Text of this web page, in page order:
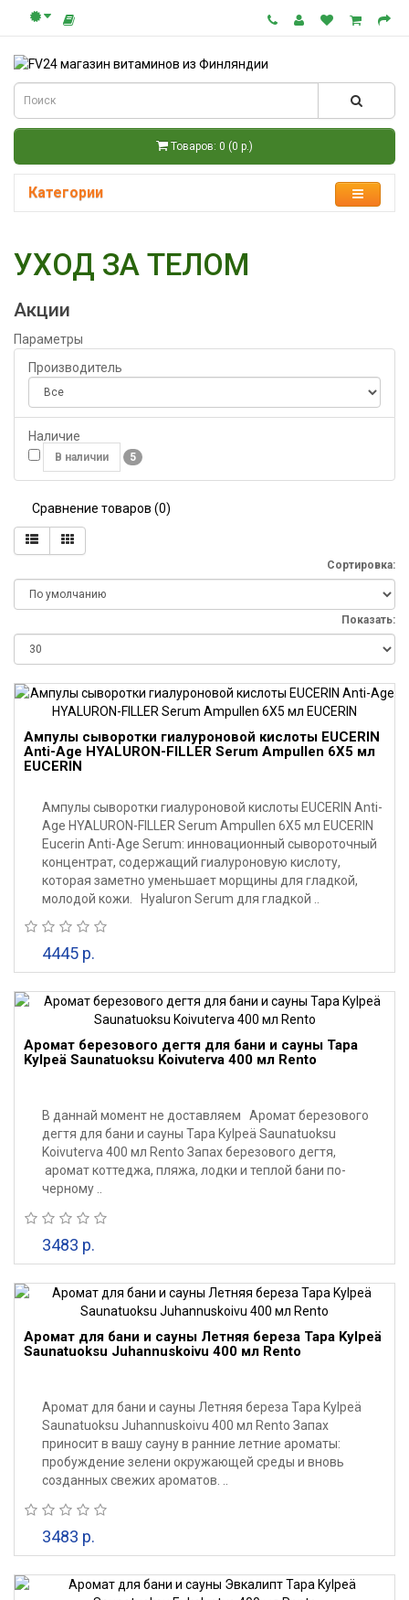
Товаров: 0 (0 р.)
Категории
УХОД ЗА ТЕЛОМ
Акции
Параметры
Производитель
Наличие
В наличии 5
Сравнение товаров (0)
Сортировка:
Показать:
Ампулы сыворотки гиалуроновой кислоты EUCERIN
Anti-Age HYALURON-FILLER Serum Ampullen 6X5 мл
EUCERIN
Ампулы сыворотки гиалуроновой кислоты EUCERIN Anti-
Age HYALURON-FILLER Serum Ampullen 6X5 мл EUCERIN
Eucerin Anti-Age Serum: инновационный сывороточный
концентрат, содержащий гиалуроновую кислоту,
которая заметно уменьшает морщины для гладкой,
молодой кожи. Hyaluron Serum для гладкой ..
4445 р.
Аромат березового дегтя для бани и сауны Tapa
Kylpeä Saunatuoksu Koivuterva 400 мл Rento
В даннай момент не доставляем Аромат березового
дегтя для бани и сауны Tapa Kylpeä Saunatuoksu
Koivuterva 400 мл Rento Запах березового дегтя,
аромат коттеджа, пляжа, лодки и теплой бани по-
черному ..
3483 р.
Аромат для бани и сауны Летняя береза Tapa Kylpeä
Saunatuoksu Juhannuskoivu 400 мл Rento
Аромат для бани и сауны Летняя береза Tapa Kylpeä
Saunatuoksu Juhannuskoivu 400 мл Rento Запах
приносит в вашу сауну в ранние летние ароматы:
пробуждение зелени окружающей среды и вновь
созданных свежих ароматов. ..
3483 р.